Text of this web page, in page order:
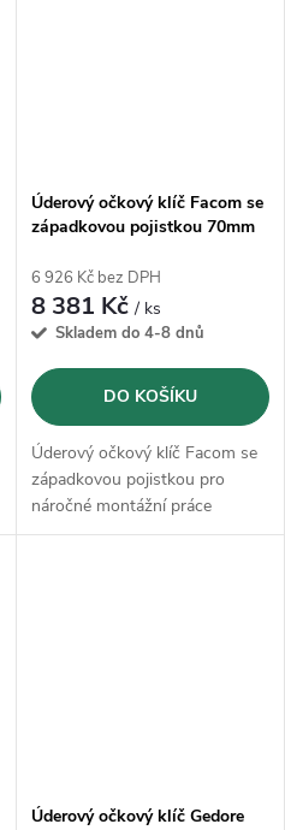
Úderový očkový klíč Facom se
západkovou pojistkou 70mm
6 926 Kč bez DPH
8 381 Kč/ ks
Skladem do 4-8 dnů
DO KOŠÍKU
Úderový očkový klíč Facom se
západkovou pojistkou pro
náročné montážní práce
Úderový očkový klíč Gedore